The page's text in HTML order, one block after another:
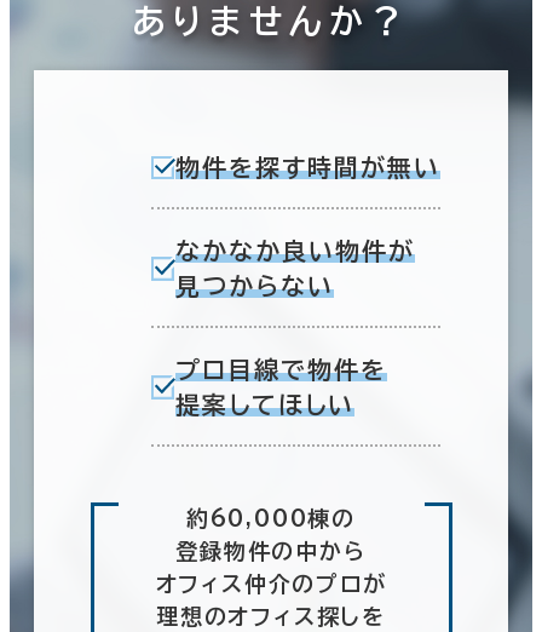
ありませんか？
物件を探す時間が無い
なかなか良い物件が
見つからない
プロ目線で物件を
提案してほしい
約60,000棟の
登録物件の中から
オフィス仲介のプロが
理想のオフィス探しを